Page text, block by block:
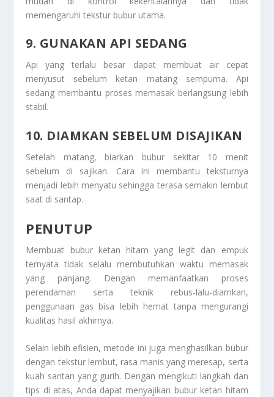
memengaruhi tekstur bubur utama.
9. GUNAKAN API SEDANG
Api yang terlalu besar dapat membuat air cepat
menyusut sebelum ketan matang sempurna. Api
sedang membantu proses memasak berlangsung lebih
stabil.
10. DIAMKAN SEBELUM DISAJIKAN
Setelah matang, biarkan bubur sekitar 10 menit
sebelum di sajikan. Cara ini membantu teksturnya
menjadi lebih menyatu sehingga terasa semakin lembut
saat di santap.
PENUTUP
Membuat bubur ketan hitam yang legit dan empuk
ternyata tidak selalu membutuhkan waktu memasak
yang panjang. Dengan memanfaatkan proses
perendaman serta teknik rebus-lalu-diamkan,
penggunaan gas bisa lebih hemat tanpa mengurangi
kualitas hasil akhirnya.
Selain lebih efisien, metode ini juga menghasilkan bubur
dengan tekstur lembut, rasa manis yang meresap, serta
kuah santan yang gurih. Dengan mengikuti langkah dan
tips di atas, Anda dapat menyajikan bubur ketan hitam